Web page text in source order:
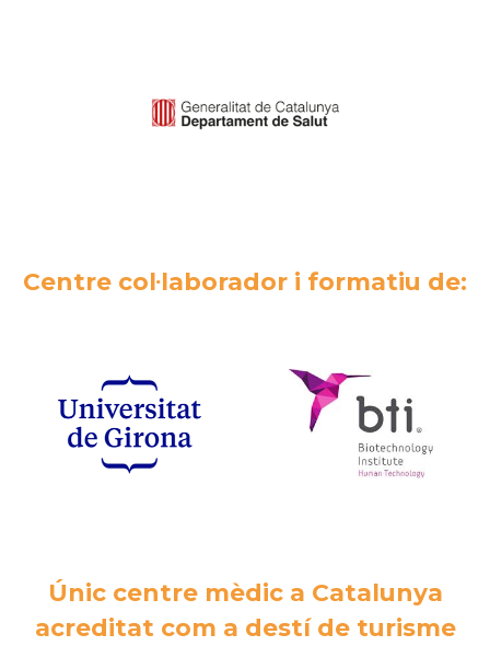
Centre col·laborador i formatiu de:
Únic centre mèdic a Catalunya
acreditat com a destí de turisme